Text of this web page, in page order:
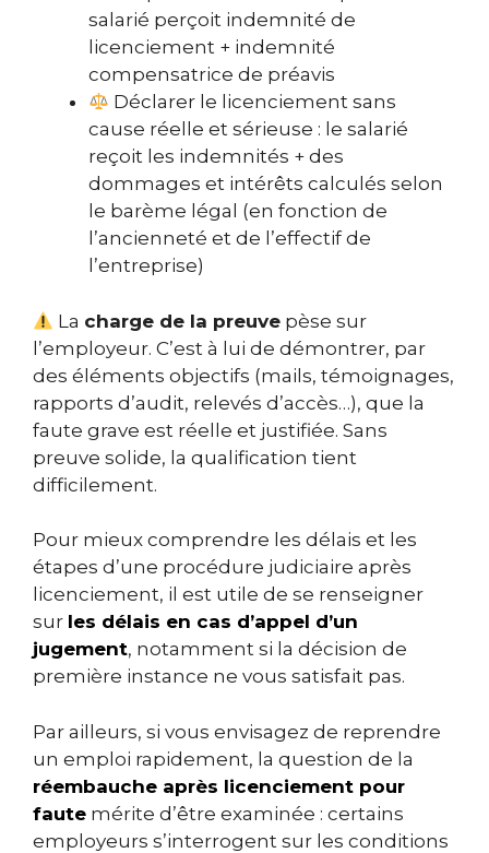
salarié perçoit indemnité de
licenciement + indemnité
compensatrice de préavis
Déclarer le licenciement sans
cause réelle et sérieuse : le salarié
reçoit les indemnités + des
dommages et intérêts calculés selon
le barème légal (en fonction de
l’ancienneté et de l’effectif de
l’entreprise)
La charge de la preuve pèse sur
l’employeur. C’est à lui de démontrer, par
des éléments objectifs (mails, témoignages,
rapports d’audit, relevés d’accès…), que la
faute grave est réelle et justifiée. Sans
preuve solide, la qualification tient
difficilement.
Pour mieux comprendre les délais et les
étapes d’une procédure judiciaire après
licenciement, il est utile de se renseigner
sur les délais en cas d’appel d’un
jugement, notamment si la décision de
première instance ne vous satisfait pas.
Par ailleurs, si vous envisagez de reprendre
un emploi rapidement, la question de la
réembauche après licenciement pour
faute mérite d’être examinée : certains
employeurs s’interrogent sur les conditions